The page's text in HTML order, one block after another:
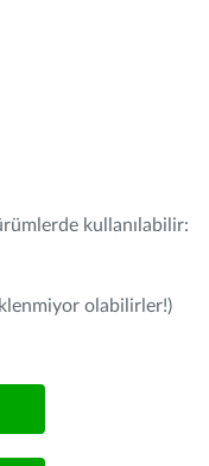
kullanılabilir:
olabilirler!)